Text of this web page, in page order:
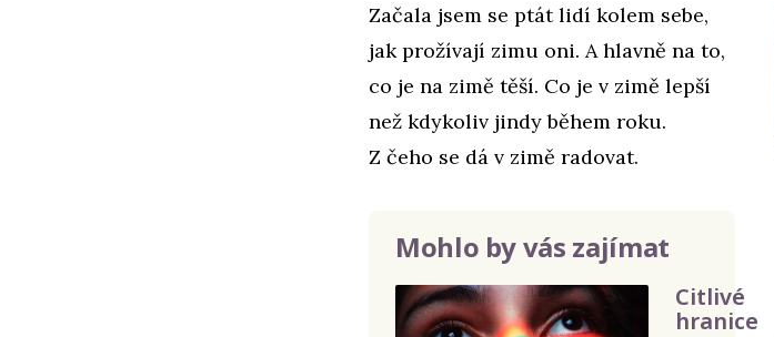
Začala jsem se ptát lidí kolem sebe,
jak prožívají zimu oni. A hlavně na to,
co je na zimě těší. Co je v zimě lepší
než kdykoliv jindy během roku.
Z čeho se dá v zimě radovat.
Mohlo by vás zajímat
Citlivé
hranice